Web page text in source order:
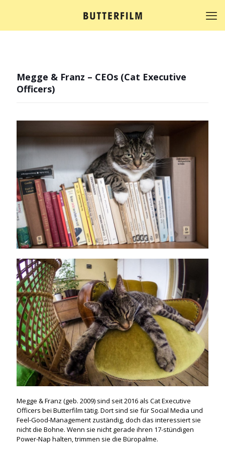
Megge & Franz – CEOs (Cat Executive
Officers)
Megge & Franz (geb. 2009) sind seit 2016 als Cat Executive
Officers bei Butterfilm tätig. Dort sind sie für Social Media und
Feel-Good-Management zuständig, doch das interessiert sie
nicht die Bohne. Wenn sie nicht gerade ihren 17-stündigen
Power-Nap halten, trimmen sie die Büropalme.